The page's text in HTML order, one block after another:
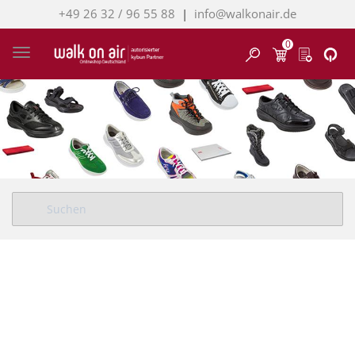
+49 26 32 / 96 55 88 | info@walkonair.de
Toggle navigation Finden
0